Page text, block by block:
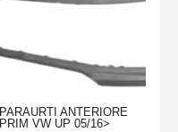
PARAURTI ANTERIORE
PRIM VW UP 05/16>